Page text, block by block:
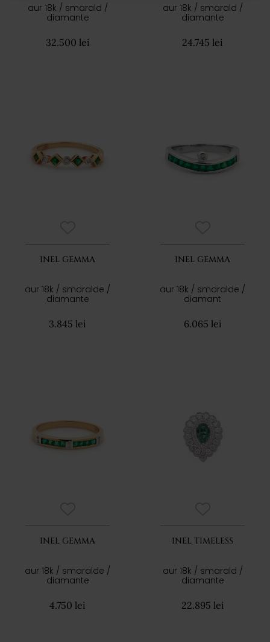
aur 18k / smarald /
diamante
32.500 lei
aur 18k / smarald /
diamante
24.745 lei
INEL GEMMA
aur 18k / smaralde /
diamante
3.845 lei
INEL GEMMA
aur 18k / smaralde /
diamant
6.065 lei
INEL GEMMA
aur 18k / smaralde /
diamante
4.750 lei
INEL TIMELESS
aur 18k / smarald /
diamante
22.895 lei